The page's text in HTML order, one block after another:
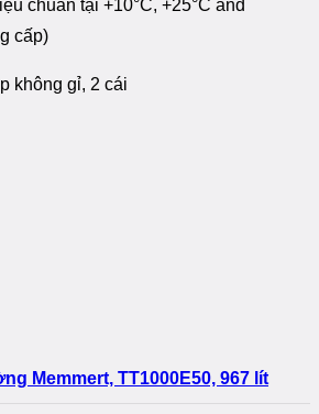
chuẩn tại +10°C, +25°C and
cấp)
không gỉ, 2 cái
Memmert, TT1000E50, 967 lít